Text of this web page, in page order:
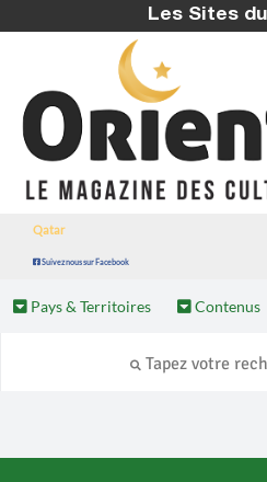
Les Sites
Qatar
Suivez nous sur Facebook
Pays & Territoires Contenus